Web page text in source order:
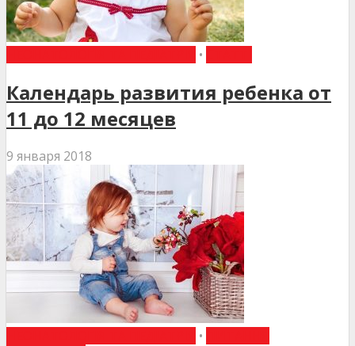
•
Календарь развития ребенка от
11 до 12 месяцев
9 января 2018
•